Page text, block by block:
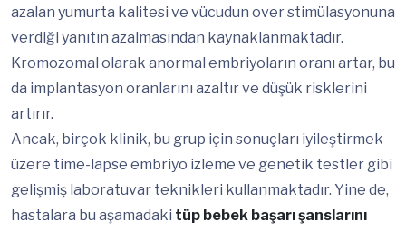
azalan yumurta kalitesi ve vücudun over stimülasyonuna
verdiği yanıtın azalmasından kaynaklanmaktadır.
Kromozomal olarak anormal embriyoların oranı artar, bu
da implantasyon oranlarını azaltır ve düşük risklerini
artırır.
Ancak, birçok klinik, bu grup için sonuçları iyileştirmek
üzere time-lapse embriyo izleme ve genetik testler gibi
gelişmiş laboratuvar teknikleri kullanmaktadır. Yine de,
hastalara bu aşamadaki tüp bebek başarı şanslarını